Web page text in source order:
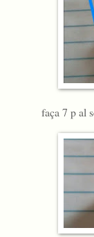
faça 7 p al